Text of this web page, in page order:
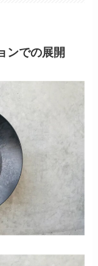
ンでの展開